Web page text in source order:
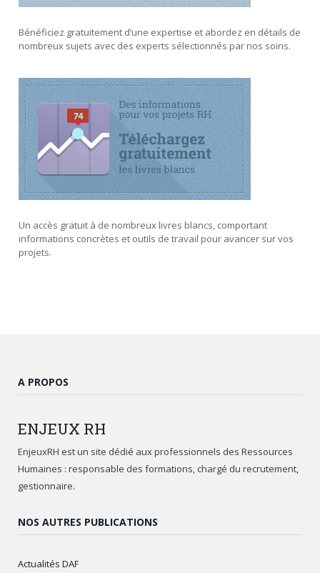
Bénéficiez gratuitement d’une expertise et abordez en détails de
nombreux sujets avec des experts sélectionnés par nos soins.
Un accès gratuit à de nombreux livres blancs, comportant
informations concrètes et outils de travail pour avancer sur vos
projets.
A PROPOS
ENJEUX RH
EnjeuxRH est un site dédié aux professionnels des Ressources
Humaines : responsable des formations, chargé du recrutement,
gestionnaire.
NOS AUTRES PUBLICATIONS
Actualités DAF